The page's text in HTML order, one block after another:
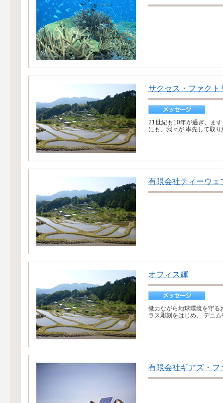
サクセス・ファクト
21世紀も10年が過ぎ、ま
にも、我々が 率先して取
有限会社ティーウェ
オフィス輝
微力ながら地球環境を守る
ラス彫刻をはじめ、 デニ
有限会社ギアズ・フ